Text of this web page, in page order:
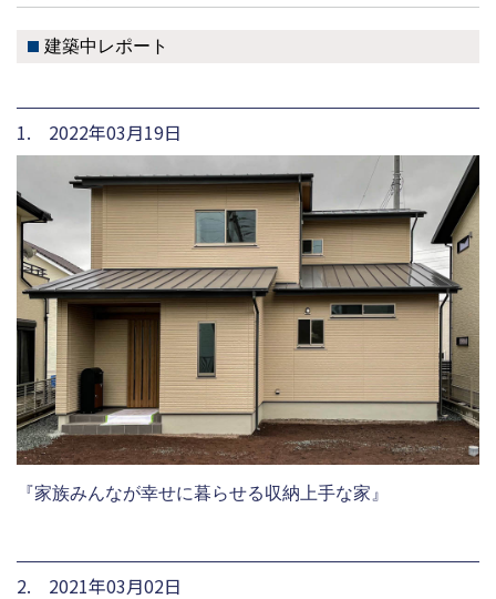
建築中レポート
1. 2022年03月19日
『家族みんなが幸せに暮らせる収納上手な家』
2. 2021年03月02日